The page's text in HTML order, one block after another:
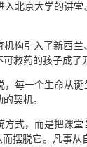
北京大学的讲
构引入了新西
救药的孩子成
每一个生命从
契机。
式，而是把课
摆脱它。凡事